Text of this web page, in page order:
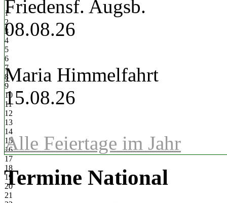
1
2
3
4
5
6
7
8
9
10
11
12
13
14
15
16
17
18
19
20
21
Friedensf. Augsb.
08.08.26
Maria Himmelfahrt
15.08.26
Alle Feiertage im Jahr
Termine National